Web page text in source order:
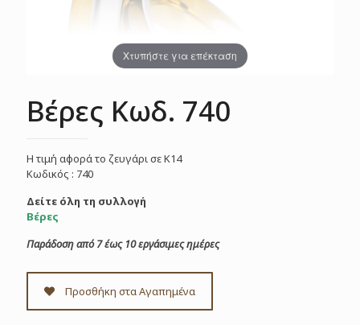
Χτυπήστε για επέκταση
Βέρες Κωδ. 740
Η τιμή αφορά το ζευγάρι σε Κ14
Κωδικός : 740
Δείτε όλη τη συλλογή
Βέρες
Παράδοση από 7 έως 10 εργάσιμες ημέρες
Προσθήκη στα Αγαπημένα